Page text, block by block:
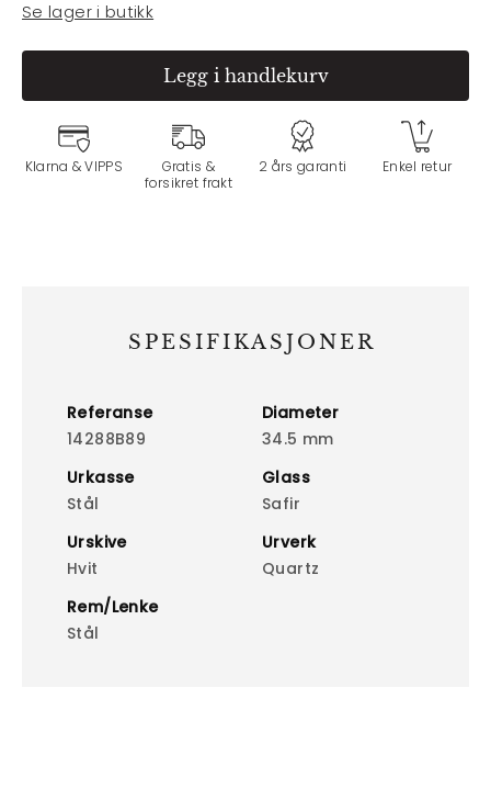
Se lager i butikk
Legg i handlekurv
Klarna & VIPPS
Gratis &
forsikret frakt
2 års garanti Enkel retur
SPESIFIKASJONER
Referanse
14288B89
Diameter
34.5 mm
Urkasse
Stål
Glass
Safir
Urskive
Hvit
Urverk
Quartz
Rem/Lenke
Stål